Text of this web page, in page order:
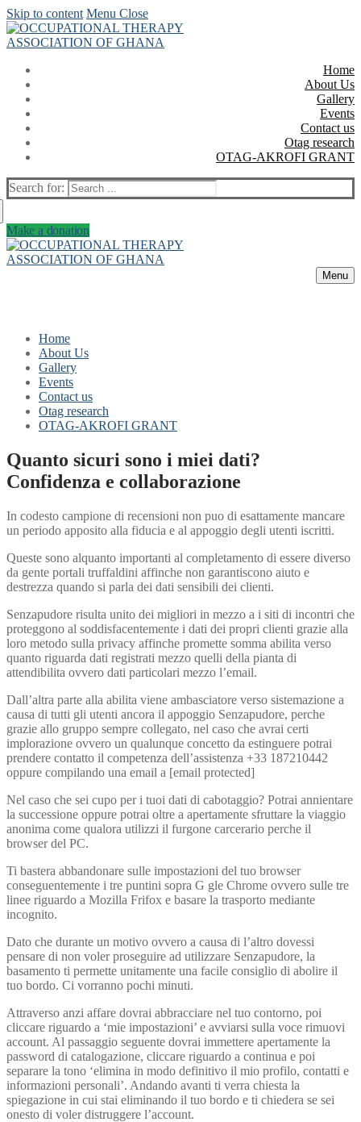
Skip to content Menu Close
Home
About Us
Gallery
Events
Contact us
Otag research
OTAG-AKROFI GRANT
Search for:
Make a donation
Menu
Home
About Us
Gallery
Events
Contact us
Otag research
OTAG-AKROFI GRANT
Quanto sicuri sono i miei dati?
Confidenza e collaborazione
In codesto campione di recensioni non puo di esattamente mancare
un periodo apposito alla fiducia e al appoggio degli utenti iscritti.
Queste sono alquanto importanti al completamento di essere diverso
da gente portali truffaldini affinche non garantiscono aiuto e
destrezza quando si parla dei dati sensibili dei clienti.
Senzapudore risulta unito dei migliori in mezzo a i siti di incontri che
proteggono al soddisfacentemente i dati dei propri clienti grazie alla
loro metodo sulla privacy affinche promette somma abilita verso
quanto riguarda dati registrati mezzo quelli della pianta di
attendibilita ovvero dati particolari mezzo l’email.
Dall’altra parte alla abilita viene ambasciatore verso sistemazione a
causa di tutti gli utenti ancora il appoggio Senzapudore, perche
grazie allo gruppo sempre collegato, nel caso che avrai certi
implorazione ovvero un qualunque concetto da estinguere potrai
prendere contatto il competenza dell’assistenza +33 187210442
oppure compilando una email a [email protected]
Nel caso che sei cupo per i tuoi dati di cabotaggio? Potrai annientare
la successione oppure potrai oltre a apertamente sfruttare la viaggio
anonima come qualora utilizzi il furgone carcerario perche il
browser del PC.
Ti bastera abbandonare sulle impostazioni del tuo browser
conseguentemente i tre puntini sopra G gle Chrome ovvero sulle tre
linee riguardo a Mozilla Frifox e basare la trasporto mediante
incognito.
Dato che durante un motivo ovvero a causa di l’altro dovessi
pensare di non voler proseguire ad utilizzare Senzapudore, la
basamento ti permette unitamente una facile consiglio di abolire il
tuo bordo. Ci vorranno pochi minuti.
Attraverso anzi affare dovrai abbracciare nel tuo contorno, poi
cliccare riguardo a ‘mie impostazioni’ e avviarsi sulla voce rimuovi
account. Al passaggio seguente dovrai immettere apertamente la
password di catalogazione, cliccare riguardo a continua e poi
separare la tono ‘elimina in modo definitivo il mio profilo, contatti e
informazioni personali’. Andando avanti ti verra chiesta la
spiegazione in cui stai eliminando il tuo bordo e ti chiedera se sei
onesto di voler distruggere l’account.